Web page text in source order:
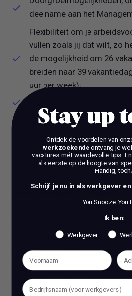
deelname aan het
Flexibiliteit om je
vullen zoals jij dat wilt, zo
de mogelijkheid om 26
breiden naar 39
uur per week);
Hybride werken met een
De kans om mee te
bijna 80 jaar studenten en
Ben jij de strategische én
onze marketingafdeling naar
tilt? Solliciteer dan direct via
leren je graag kennen!
Stay up
Ontdek de voordelen van
werkzoekendeontvang je
vacatures mét waardevolle tips.
als eerste op de hoogte van
Handig,
Schrijf je nu in als werkgever
You Snooze You
Ik ben:
Werkgever